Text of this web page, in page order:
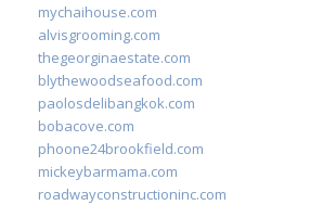
mychaihouse.com
alvisgrooming.com
thegeorginaestate.com
blythewoodseafood.com
paolosdelibangkok.com
bobacove.com
phoone24brookfield.com
mickeybarmama.com
roadwayconstructioninc.com